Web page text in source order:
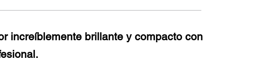
increíblemente brillante y compacto con